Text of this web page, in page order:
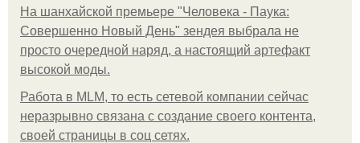
На шанхайской премьере "Человека - Паука:
Совершенно Новый День" зендея выбрала не
просто очередной наряд, а настоящий артефакт
высокой моды.
Работа в MLM, то есть сетевой компании сейчас
неразрывно связана с создание своего контента,
своей страницы в соц сетях.